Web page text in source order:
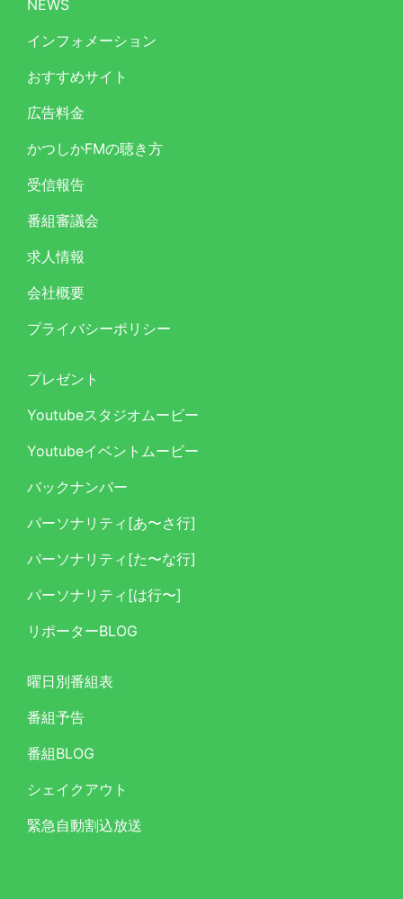
NEWS
インフォメーション
おすすめサイト
広告料金
かつしかFMの聴き方
受信報告
番組審議会
求人情報
会社概要
プライバシーポリシー
プレゼント
Youtubeスタジオムービー
Youtubeイベントムービー
バックナンバー
パーソナリティ[あ〜さ行]
パーソナリティ[た〜な行]
パーソナリティ[は行〜]
リポーターBLOG
曜日別番組表
番組予告
番組BLOG
シェイクアウト
緊急自動割込放送